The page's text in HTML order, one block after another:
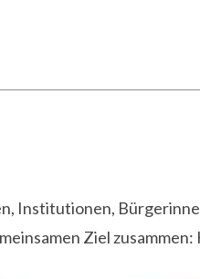
Institutionen,
Ziel